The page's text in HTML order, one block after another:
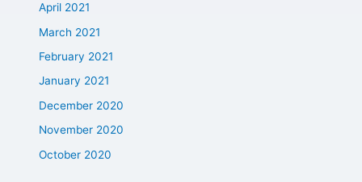
April 2021
March 2021
February 2021
January 2021
December 2020
November 2020
October 2020